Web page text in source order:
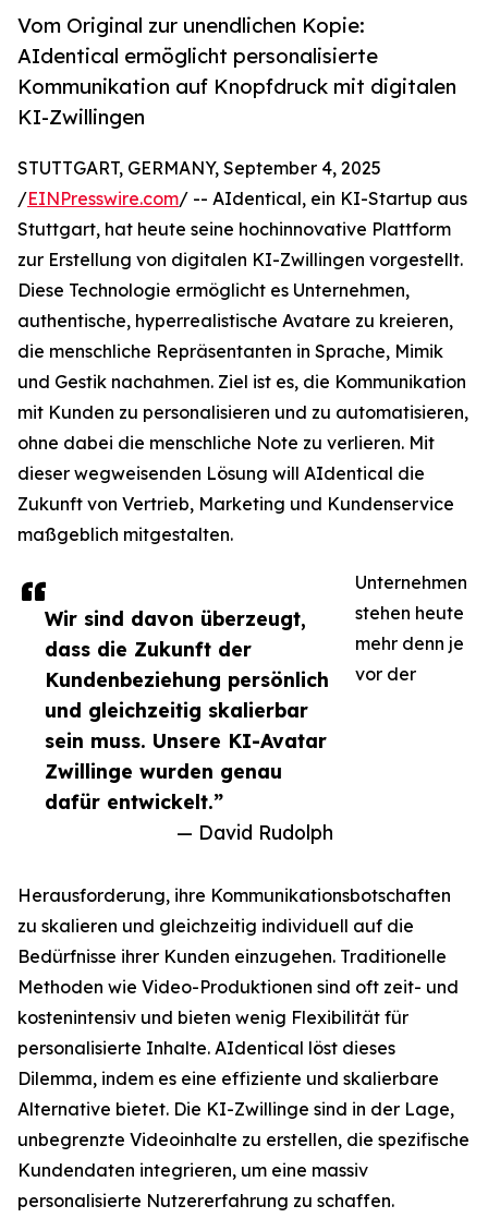
Vom Original zur unendlichen Kopie:
AIdentical ermöglicht personalisierte
Kommunikation auf Knopfdruck mit digitalen
KI-Zwillingen
Wir sind davon überzeugt,
dass die Zukunft der
Kundenbeziehung persönlich
und gleichzeitig skalierbar
sein muss. Unsere KI-Avatar
Zwillinge wurden genau
dafür entwickelt.”
— David Rudolph
STUTTGART, GERMANY, September 4, 2025
/EINPresswire.com/ -- AIdentical, ein KI-Startup aus
Stuttgart, hat heute seine hochinnovative Plattform
zur Erstellung von digitalen KI-Zwillingen vorgestellt.
Diese Technologie ermöglicht es Unternehmen,
authentische, hyperrealistische Avatare zu kreieren,
die menschliche Repräsentanten in Sprache, Mimik
und Gestik nachahmen. Ziel ist es, die Kommunikation
mit Kunden zu personalisieren und zu automatisieren,
ohne dabei die menschliche Note zu verlieren. Mit
dieser wegweisenden Lösung will AIdentical die
Zukunft von Vertrieb, Marketing und Kundenservice
maßgeblich mitgestalten.
Unternehmen
stehen heute
mehr denn je
vor der
Herausforderung, ihre Kommunikationsbotschaften
zu skalieren und gleichzeitig individuell auf die
Bedürfnisse ihrer Kunden einzugehen. Traditionelle
Methoden wie Video-Produktionen sind oft zeit- und
kostenintensiv und bieten wenig Flexibilität für
personalisierte Inhalte. AIdentical löst dieses
Dilemma, indem es eine effiziente und skalierbare
Alternative bietet. Die KI-Zwillinge sind in der Lage,
unbegrenzte Videoinhalte zu erstellen, die spezifische
Kundendaten integrieren, um eine massiv
personalisierte Nutzererfahrung zu schaffen.